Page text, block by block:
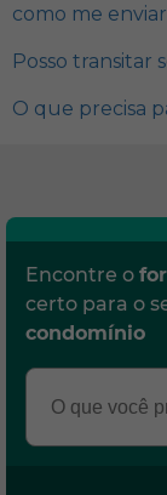
como me
Posso transitar
O que precisa
Encontre o
certo para o
condomínio